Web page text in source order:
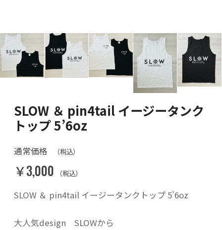
SLOW ＆ pin4tail イージータンク
トップ 5’6oz
通常価格 （税込）
￥3,000 （税込）
SLOW ＆ pin4tail イージータンクトップ 5’6oz
大人気design SLOWから